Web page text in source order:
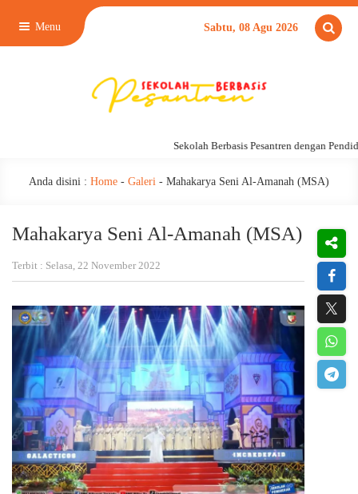
Menu Sabtu, 08 Agu 2026
Sekolah Berbasis Pesantren dengan
Anda disini : Home - Galeri - Mahakarya Seni Al-Amanah (MSA)
Mahakarya Seni Al-Amanah (MSA)
Terbit : Selasa, 22 November 2022